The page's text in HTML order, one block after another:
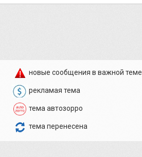
новые сообщения в важной теме
рекламая тема
тема автозорро
тема перенесена